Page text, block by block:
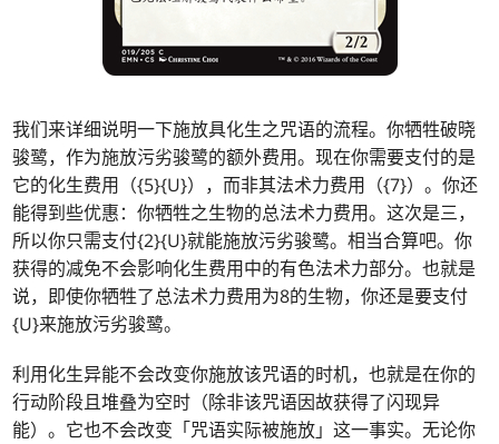
我们来详细说明一下施放具化生之咒语的流程。你牺牲破晓
骏鹭，作为施放污劣骏鹭的额外费用。现在你需要支付的是
它的化生费用（{5}{U}），而非其法术力费用（{7}）。你还
能得到些优惠：你牺牲之生物的总法术力费用。这次是三，
所以你只需支付{2}{U}就能施放污劣骏鹭。相当合算吧。你
获得的减免不会影响化生费用中的有色法术力部分。也就是
说，即使你牺牲了总法术力费用为8的生物，你还是要支付
{U}来施放污劣骏鹭。
利用化生异能不会改变你施放该咒语的时机，也就是在你的
行动阶段且堆叠为空时（除非该咒语因故获得了闪现异
能）。它也不会改变「咒语实际被施放」这一事实。无论你